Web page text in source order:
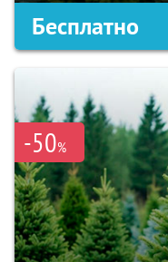
Бесплатно
-50%